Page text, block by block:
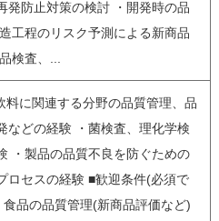
発防止対策の検討 ・開発時の品
工程のリスク予測による新商品
検査、...
料に関連する分野の品質管理、品
などの経験 ・菌検査、理化学検
・製品の品質不良を防ぐための
ロセスの経験 ■歓迎条件(必須で
品の品質管理(新商品評価など)